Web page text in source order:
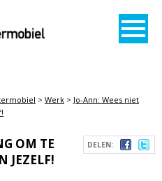
> Werk > Jo-Ann: Wees niet
DELEN:
OM TE
JEZELF!